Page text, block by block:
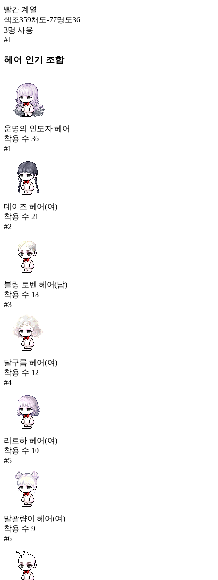
416
237
미스터리 스펠(여)
408
달빛 소르베(남)
407
검정콩 복슬양 한벌옷
402
한겨울 뽀글 후드
차원 감시자(남)
394
빨간 계열
색조359채도-77명도36
3명 사용
#1
헤어 인기 조합
운명의 인도자 헤어
착용 수 36
#1
데이즈 헤어(여)
착용 수 21
#2
블링 토벤 헤어(남)
착용 수 18
#3
달구름 헤어(여)
착용 수 12
#4
리르하 헤어(여)
착용 수 10
#5
말괄량이 헤어(여)
착용 수 9
#6